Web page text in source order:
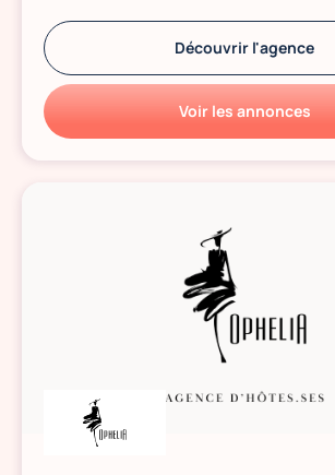
Découvrir l'agence
Voir les annonces